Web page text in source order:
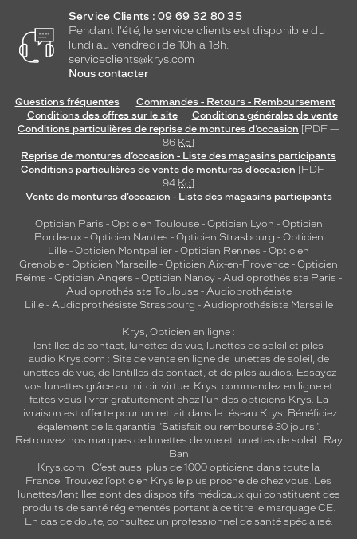
Matière
Codir
Alternance
Service Clients : 09 69 32 80 35
Pendant l'été, le service clients est disponible du
lundi au vendredi de 10h à 18h.
serviceclients@krys.com
Nous contacter
Questions fréquentes
Commandes - Retours - Remboursement
Conditions des offres sur le site
Conditions générales de vente
Conditions particulières de reprise de montures d’occasion [PDF —
86 Ko]
Reprise de montures d’occasion - Liste des magasins participants
Conditions particulières de vente de montures d’occasion [PDF —
94 Ko]
Vente de montures d’occasion - Liste des magasins participants
Opticien Paris - Opticien Toulouse- Opticien Lyon - Opticien
Bordeaux- Opticien Nantes - Opticien Strasbourg - Opticien
Lille - Opticien Montpellier - Opticien Rennes - Opticien
Grenoble - Opticien Marseille - Opticien Aix-en-Provence - Opticien
Reims - Opticien Angers - Opticien Nancy - Audioprothésiste Paris -
Audioprothésiste Toulouse- Audioprothésiste
Lille- Audioprothésiste Strasbourg - Audioprothésiste Marseille
Krys, Opticien en ligne :
lentilles de contact, lunettes de vue, lunettes de soleil et piles
audio Krys.com : Site de vente en ligne de lunettes de soleil, de
lunettes de vue, de lentilles de contact, et de piles audios. Essayez
vos lunettes grâce au miroir virtuel Krys, commandez en ligne et
faites vous livrer gratuitement chez l'un des opticiens Krys. La
livraison est offerte pour un retrait dans le réseau Krys. Bénéficiez
également de la garantie "Satisfait ou remboursé 30 jours".
Retrouvez nos marques de lunettes de vue et lunettes de soleil : Ray
Ban
Krys.com : C’est aussi plus de 1000 opticiens dans toute la
France. Trouvez l’opticien Krys le plus proche de chez vous. Les
lunettes/lentilles sont des dispositifs médicaux qui constituent des
produits de santé réglementés portant à ce titre le marquage CE.
En cas de doute, consultez un professionnel de santé spécialisé.